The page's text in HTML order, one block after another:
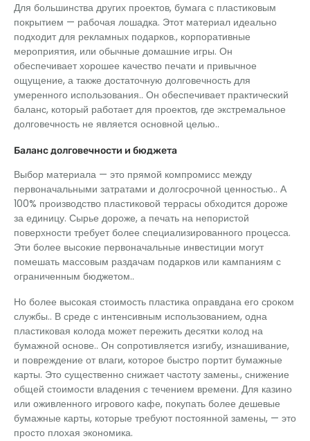
Для большинства других проектов, бумага с пластиковым
покрытием — рабочая лошадка. Этот материал идеально
подходит для рекламных подарков., корпоративные
мероприятия, или обычные домашние игры. Он
обеспечивает хорошее качество печати и привычное
ощущение, а также достаточную долговечность для
умеренного использования.. Он обеспечивает практический
баланс, который работает для проектов, где экстремальное
долговечность не является основной целью..
Баланс долговечности и бюджета
Выбор материала — это прямой компромисс между
первоначальными затратами и долгосрочной ценностью.. А
100% производство пластиковой террасы обходится дороже
за единицу. Сырье дороже, а печать на непористой
поверхности требует более специализированного процесса.
Эти более высокие первоначальные инвестиции могут
помешать массовым раздачам подарков или кампаниям с
ограниченным бюджетом..
Но более высокая стоимость пластика оправдана его сроком
службы.. В среде с интенсивным использованием, одна
пластиковая колода может пережить десятки колод на
бумажной основе.. Он сопротивляется изгибу, изнашивание,
и повреждение от влаги, которое быстро портит бумажные
карты. Это существенно снижает частоту замены., снижение
общей стоимости владения с течением времени. Для казино
или оживленного игрового кафе, покупать более дешевые
бумажные карты, которые требуют постоянной замены, — это
просто плохая экономика.